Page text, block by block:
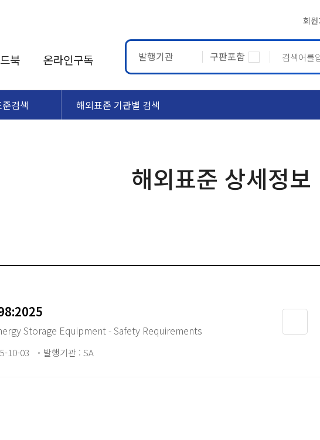
회원
북 온라인구독 발행기관 구판포함
검색 해외표준 기관별 검색
해외표준 상세정보
Storage Equipment - Safety Requirements
10-03 발행기관 : SA